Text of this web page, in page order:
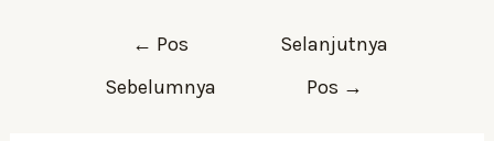
← Pos
Sebelumnya
Selanjutnya
Pos →